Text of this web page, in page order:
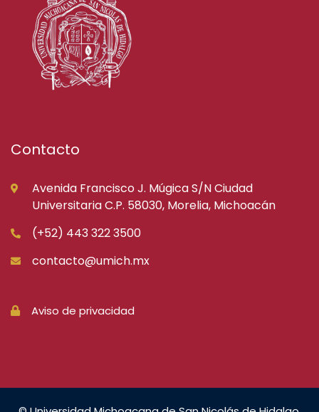
Contacto
Avenida Francisco J. Múgica S/N Ciudad
Universitaria C.P. 58030, Morelia, Michoacán
(+52) 443 322 3500
contacto@umich.mx
Aviso de privacidad